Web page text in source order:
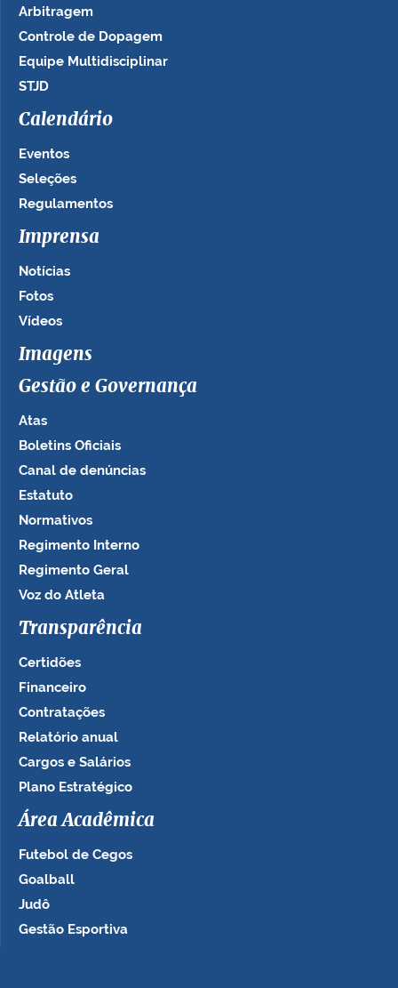
Arbitragem
Controle de Dopagem
Equipe Multidisciplinar
STJD
Calendário
Eventos
Seleções
Regulamentos
Imprensa
Notícias
Fotos
Vídeos
Imagens
Gestão e Governança
Atas
Boletins Oficiais
Canal de denúncias
Estatuto
Normativos
Regimento Interno
Regimento Geral
Voz do Atleta
Transparência
Certidões
Financeiro
Contratações
Relatório anual
Cargos e Salários
Plano Estratégico
Área Acadêmica
Futebol de Cegos
Goalball
Judô
Gestão Esportiva